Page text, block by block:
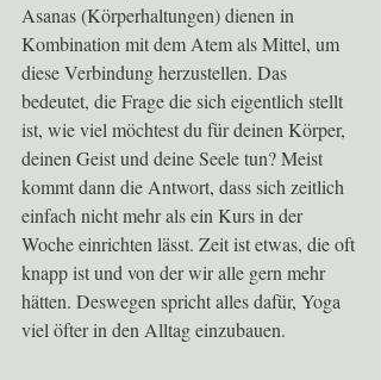
Asanas (Körperhaltungen) dienen in
Kombination mit dem Atem als Mittel, um
diese Verbindung herzustellen. Das
bedeutet, die Frage die sich eigentlich stellt
ist, wie viel möchtest du für deinen Körper,
deinen Geist und deine Seele tun? Meist
kommt dann die Antwort, dass sich zeitlich
einfach nicht mehr als ein Kurs in der
Woche einrichten lässt. Zeit ist etwas, die oft
knapp ist und von der wir alle gern mehr
hätten. Deswegen spricht alles dafür, Yoga
viel öfter in den Alltag einzubauen.